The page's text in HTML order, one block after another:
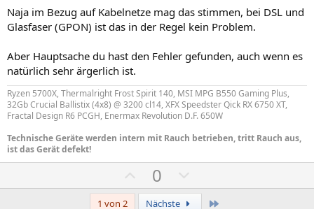
m
m
m
m
e
Naja im Bezug auf Kabelnetze mag das stimmen, bei DSL und
Glasfaser (GPON) ist das in der Regel kein Problem.
Aber Hauptsache du hast den Fehler gefunden, auch wenn es
natürlich sehr ärgerlich ist.
Ryzen 5700X, Thermalright Frost Spirit 140, MSI MPG B550 Gaming Plus,
32Gb Crucial Ballistix (4x8) @ 3200 cl14, XFX Speedster Qick RX 6750 XT,
Fractal Design R6 PCGH, Enermax Revolution D.F. 650W
Technische Geräte werden intern mit Rauch betrieben, tritt Rauch aus,
ist das Gerät defekt!
o
0
e
1 von 2 Nächste